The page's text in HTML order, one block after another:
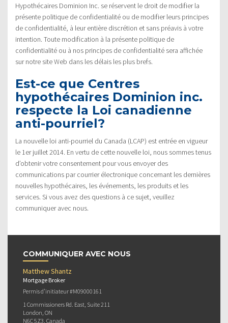
Hypothécaires Dominion Inc. se réservent le droit de modifier la
présente politique de confidentialité ou de modifier leurs principes
de confidentialité, à leur entière discrétion et sans préavis à votre
intention. Toute modification à la présente politique de
confidentialité ou à nos principes de confidentialité sera affichée
sur notre site Web dans les délais les plus brefs.
Est-ce que Centres
hypothécaires Dominion inc.
respecte la Loi canadienne
anti-pourriel?
La nouvelle loi anti-pourriel du Canada (LCAP) est entrée en vigueur
le 1er juillet 2014. En vertu de cette nouvelle loi, nous sommes tenus
d’obtenir votre consentement pour vous envoyer des
communications par courrier électronique concernant les dernières
nouvelles hypothécaires, les événements, les produits et les
services. Si vous avez des questions à ce sujet, veuillez
communiquer avec nous.
COMMUNIQUER AVEC NOUS
Matthew Shantz
Mortgage Broker
Permis d’initiateur #M09000161
1 Commissioners Rd. East, Suite 211
London, ON
N6C 5Z3, Canada